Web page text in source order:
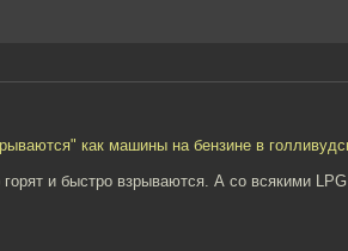
как машины на бензине в
и быстро взрываются. А со всякими